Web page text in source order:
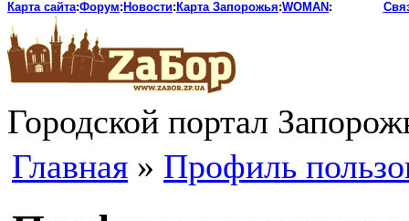
Карта сайта:Форум: Новости: Карта Запорожья:WOMAN :
Городской портал
Главная » Профиль